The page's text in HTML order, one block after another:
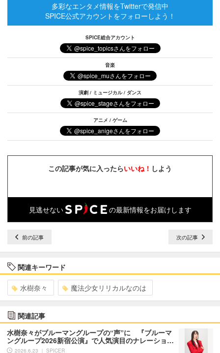
多彩なエンタメ情報をTwitterで発信中
SPICE公式アカウントをフォローしよう！
SPICE総合アカウント
音楽
演劇 / ミュージカル / ダンス
アニメ / ゲーム
この記事が気に入ったらいいね！ しよう
見逃せない の最新情報をお届けします
前の記事 次の記事
関連キーワード
水樹奈々 魔法少女リリカルなのは
関連記事
水樹奈々がブルーマングループの“声”に 『ブルーマ
ングループ2026新宿公演』で人気演目のナレーショ…
2026.6.23 ｜ SPICER